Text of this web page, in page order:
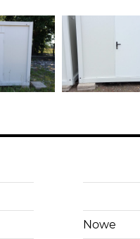
Nowe